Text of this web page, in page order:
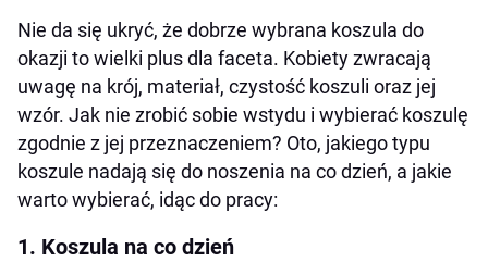
Nie da się ukryć, że dobrze wybrana koszula do
okazji to wielki plus dla faceta. Kobiety zwracają
uwagę na krój, materiał, czystość koszuli oraz jej
wzór. Jak nie zrobić sobie wstydu i wybierać koszulę
zgodnie z jej przeznaczeniem? Oto, jakiego typu
koszule nadają się do noszenia na co dzień, a jakie
warto wybierać, idąc do pracy:
1. Koszula na co dzień